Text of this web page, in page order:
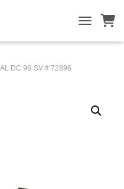
DC 96¨SV # 72896